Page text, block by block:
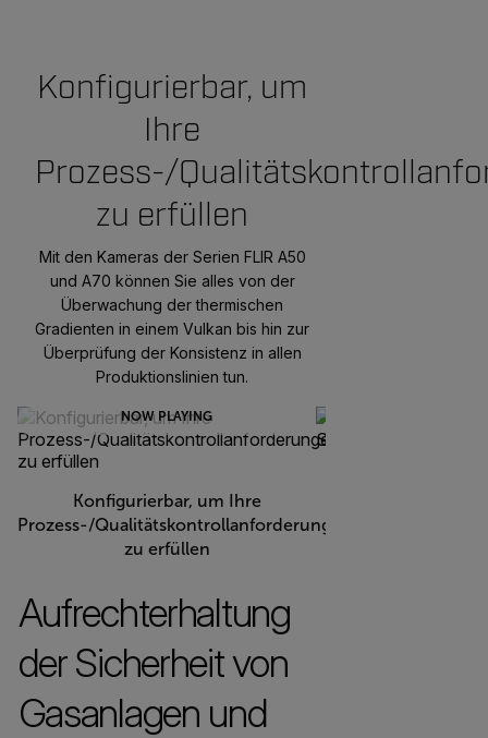
Konfigurierbar, um
Ihre
Prozess-/
zu erfüllen
Mit den Kameras der Serien FLIR A50
und A70 können Sie alles von der
Überwachung der thermischen
Gradienten in einem Vulkan bis hin zur
Überprüfung der Konsistenz in allen
Produktionslinien tun.
NOW PLAYING
Konfigurierbar, um Ihre
Prozess-/Qualitätskontrollanforderungen
zu erfüllen
Aufrechterhaltung
der Sicherheit von
Gasanlagen und